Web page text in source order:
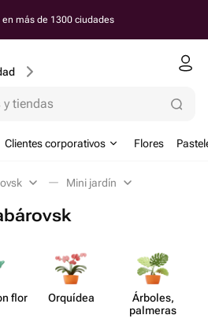
en más de 1300 ciudades
tiendas
Clientes corporativos Flores
Mini jardín
flor Orquídea
Árboles,
palmeras